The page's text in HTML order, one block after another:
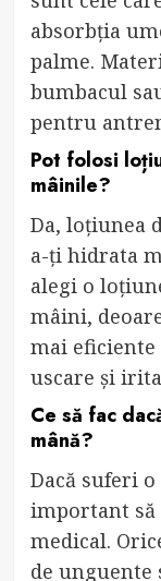
absorbția
palme.
bumbacul
pentru
Pot folosi
mâinile?
Da, loțiunea
a-ți hidrata
alegi o
mâini,
mai eficiente
uscare și
Ce să fac
mână?
Dacă suferi
important
medical.
de unguente